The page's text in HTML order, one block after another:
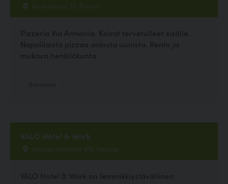
Rauhankatu 33, Porvoo
Pizzeria Via Armonia. Koirat tervetulleet sisälle.
Napolilaista pizzaa aidosta uunista. Rento ja
mukava henkilökunta.
VALO Hotel & Work
Mannerheimintie 109, Helsinki
VALO Hotel & Work on lemmikkiystävällinen